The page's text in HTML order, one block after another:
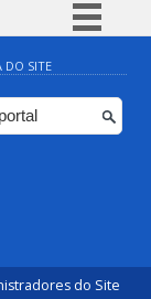
BR
DO SITE
do Site